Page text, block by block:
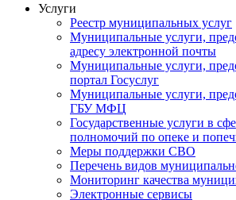
Услуги
Реестр муниципальных услуг
Муниципальные услуги,
адресу электронной почты
Муниципальные услуги,
портал Госуслуг
Муниципальные услуги,
ГБУ МФЦ
Государственные услуги в
полномочий по опеке и
Меры поддержки СВО
Перечень видов
Мониторинг качества
Электронные сервисы